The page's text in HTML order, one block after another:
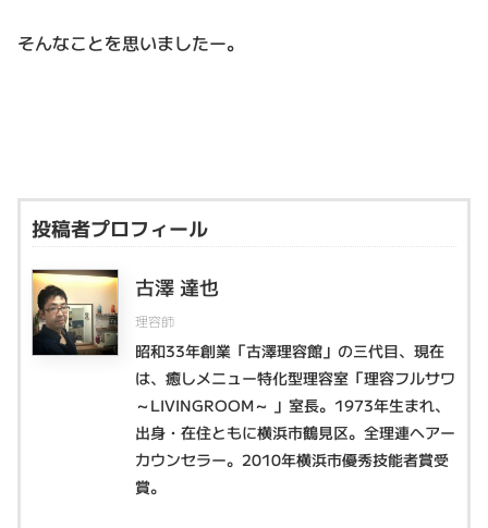
そんなことを思いましたー。
投稿者プロフィール
古澤 達也
理容師
昭和33年創業「古澤理容館」の三代目、現在
は、癒しメニュー特化型理容室「理容フルサワ
～LIVINGROOM～ 」室長。1973年生まれ、
出身・在住ともに横浜市鶴見区。全理連ヘアー
カウンセラー。2010年横浜市優秀技能者賞受
賞。